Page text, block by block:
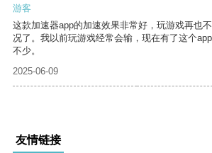
游客
这款加速器app的加速效果非常好，玩游戏再也
况了。我以前玩游戏经常会输，现在有了这个
不少。
2025-06-09
友情链接